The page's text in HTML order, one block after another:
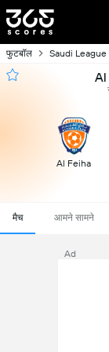
फुटबॉल Saudi League
Al
Al Feiha
मैच आमने सामने
Ad